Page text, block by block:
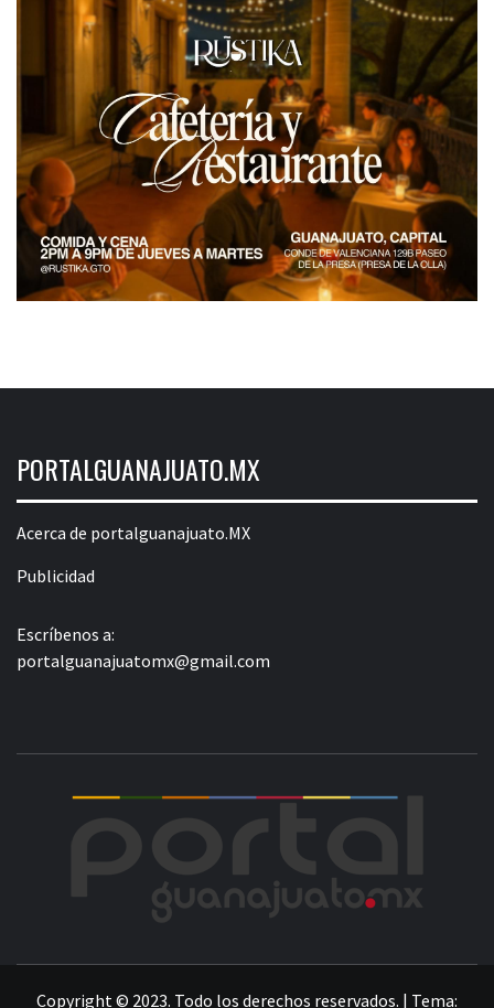
PORTALGUANAJUATO.MX
Acerca de portalguanajuato.MX
Publicidad
Escríbenos a:
portalguanajuatomx@gmail.com
Copyright © 2023. Todo los derechos reservados. | Tema: